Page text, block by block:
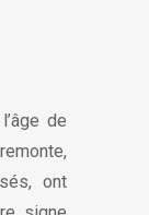
de
ont